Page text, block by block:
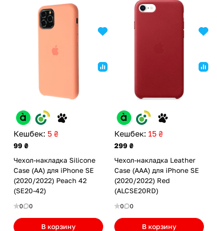
Кешбек: 5 ₴
99 ₴
Чехол-накладка Silicone
Case (AA) для iPhone SE
(2020/2022) Peach 42
(SE20-42)
0 0
В корзину
Кешбек: 15 ₴
299 ₴
Чехол-накладка Leather
Case (AAA) для iPhone SE
(2020/2022) Red
(ALCSE20RD)
0 0
В корзину